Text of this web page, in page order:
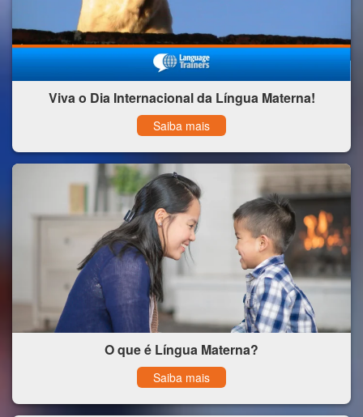
Viva o Dia Internacional da Língua Materna!
Saiba mais
O que é Língua Materna?
Saiba mais